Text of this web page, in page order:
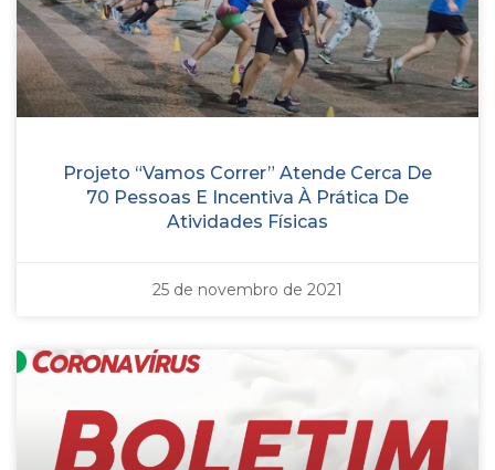
Projeto “Vamos Correr” Atende Cerca De
70 Pessoas E Incentiva À Prática De
Atividades Físicas
25 de novembro de 2021